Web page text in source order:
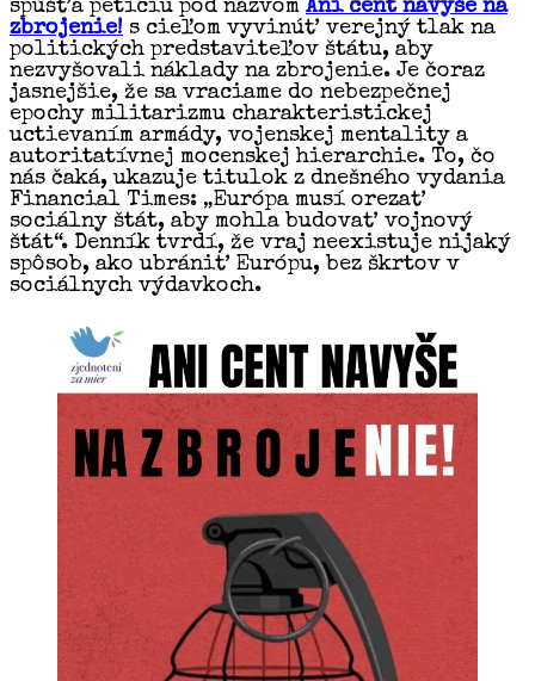
spúšťa petíciu pod názvom Ani cent navyše na
zbrojenie! s cieľom vyvinúť verejný tlak na
politických predstaviteľov štátu, aby
nezvyšovali náklady na zbrojenie. Je čoraz
jasnejšie, že sa vraciame do nebezpečnej
epochy militarizmu charakteristickej
uctievaním armády, vojenskej mentality a
autoritatívnej mocenskej hierarchie. To, čo
nás čaká, ukazuje titulok z dnešného vydania
Financial Times: „Európa musí orezať
sociálny štát, aby mohla budovať vojnový
štát“. Denník tvrdí, že vraj neexistuje nijaký
spôsob, ako ubrániť Európu, bez škrtov v
sociálnych výdavkoch.